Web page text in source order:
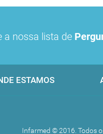
a nossa lista de
ESTAMOS
Infarmed © 2016. Todos